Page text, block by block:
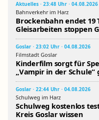
Aktuelles · 23:48 Uhr · 04.08.2026
Bahnverkehr im Harz
Brockenbahn endet 19
Gleisarbeiten stoppen
Goslar · 23:02 Uhr · 04.08.2026
Filmstadt Goslar
Kinderfilm sorgt für
„Vampir in der
Goslar · 22:44 Uhr · 04.08.2026
Schulweg im Harz
Schulweg kostenlos
Kreis Goslar wissen